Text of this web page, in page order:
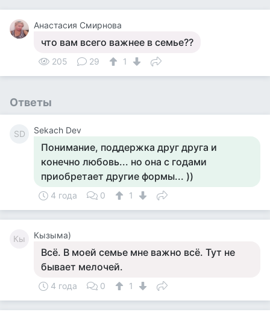
Анастасия Смирнова
что вам всего важнее в семье??
205 29 1
Ответы
SD Sekach Dev
Понимание, поддержка друг друга и
конечно любовь... но она с годами
приобретает другие формы... ))
4 года 0 1
Кы Кызыма)
Всё. В моей семье мне важно всё. Тут не
бывает мелочей.
4 года 0 1